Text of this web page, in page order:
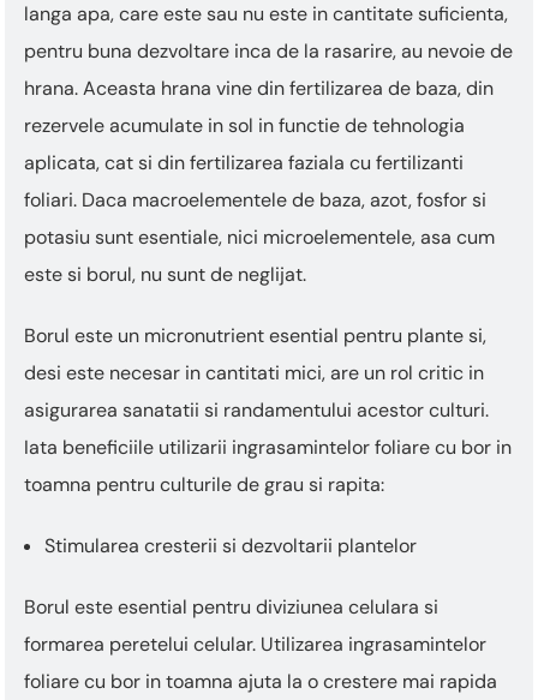
screen
reader,
press
"Ctrl
This
shortcut
the
screen
help
you
navigate
and
interact
the
langa apa, care este sau nu este in cantitate suficienta,
pentru buna dezvoltare inca de la rasarire, au nevoie de
hrana. Aceasta hrana vine din fertilizarea de baza, din
rezervele acumulate in sol in functie de tehnologia
aplicata, cat si din fertilizarea faziala cu fertilizanti
foliari. Daca macroelementele de baza, azot, fosfor si
potasiu sunt esentiale, nici microelementele, asa cum
este si borul, nu sunt de neglijat.
Borul este un micronutrient esential pentru plante si,
desi este necesar in cantitati mici, are un rol critic in
asigurarea sanatatii si randamentului acestor culturi.
Iata beneficiile utilizarii ingrasamintelor foliare cu bor in
toamna pentru culturile de grau si rapita:
Stimularea cresterii si dezvoltarii plantelor
Borul este esential pentru diviziunea celulara si
formarea peretelui celular. Utilizarea ingrasamintelor
foliare cu bor in toamna ajuta la o crestere mai rapida